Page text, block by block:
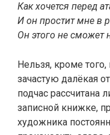
Как хочется перед
И он простит мне в
Он этого не сможет
Нельзя, кроме
зачастую далёкая
подчас рассчитана
записной книжке,
художника